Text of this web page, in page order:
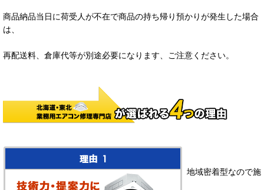
商品納品当日に荷受人が不在で商品の持ち帰り預かりが発生した場合
は、
再配送料、倉庫代等が別途必要になります、ご注意ください。
地域密着型なので